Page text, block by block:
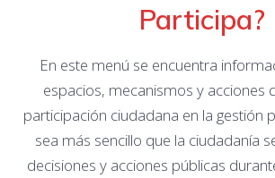
Participa?
En este menú se encuentra
espacios, mecanismos y acciones
participación ciudadana en la gestión
sea más sencillo que la ciudadanía
decisiones y acciones públicas